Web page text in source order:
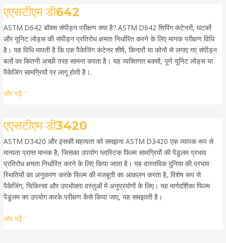
एएसटीएम डी642
ASTM D642 बॉक्स संपीड़न परीक्षण क्या है? ASTM D642 शिपिंग कंटेनरों, घटकों
और यूनिट लोड्स की संपीड़न प्रतिरोध क्षमता निर्धारित करने के लिए मानक परीक्षण विधि
है। यह विधि मापती है कि एक पैकेजिंग कंटेनर शीर्ष, किनारों या कोनों से लगाए गए संपीड़न
बलों का कितनी अच्छी तरह सामना करता है। यह व्यक्तिगत बक्सों, पूर्ण यूनिट लोड्स या
पैकेजिंग सामग्रियों पर लागू होती है।.
एएसटीएम
डी642
और पढ़ें "
एएसटीएम डी3420
ASTM D3420 और इसकी महत्वता को समझना ASTM D3420 एक व्यापक रूप से
मान्यता प्राप्त मानक है, जिसका उपयोग प्लास्टिक फिल्म सामग्रियों की पेंडुलम प्रभाव
प्रतिरोध क्षमता निर्धारित करने के लिए किया जाता है। यह वास्तविक दुनिया की प्रभाव
स्थितियों का अनुकरण करके फिल्म की मजबूती का आकलन करता है, विशेष रूप से
पैकेजिंग, चिकित्सा और उपभोक्ता वस्तुओं में अनुप्रयोगों के लिए। यह मार्गदर्शिका फिल्म
पेंडुलम का उपयोग करके परीक्षण कैसे किया जाए, यह समझाती है।
एएसटीएम
डी3420
और पढ़ें "